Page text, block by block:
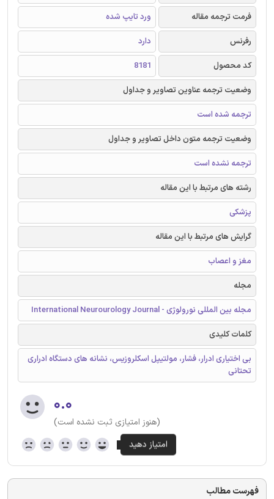
فرمت ترجمه مقاله
ورد تایپ شده
رفرنس
دارد
کد محصول
8181
وضعیت ترجمه عناوین تصاویر و جداول
ترجمه شده است
وضعیت ترجمه متون داخل تصاویر و جداول
ترجمه نشده است
رشته های مرتبط با این مقاله
پزشکی
گرایش های مرتبط با این مقاله
مغز و اعصاب
مجله
مجله بین المللی نورولوژی - International Neurourology Journal
کلمات کلیدی
بی اختیاری ادرار، فشار، مولتیپل اسکلروزیس، نشانه های دستگاه ادراری
تحتانی
۰.۰
(هنوز امتیازی ثبت نشده است)
فهرست مطالب